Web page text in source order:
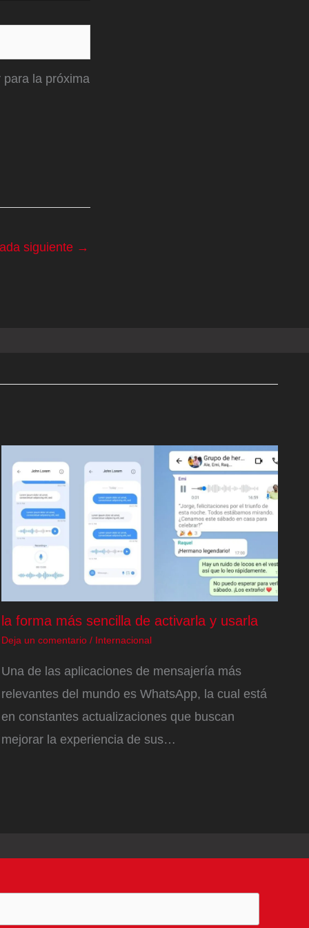
para la próxima
siguiente →
la forma más sencilla de activarla y usarla
Deja un comentario / Internacional
Una de las aplicaciones de mensajería más
relevantes del mundo es WhatsApp, la cual está
en constantes actualizaciones que buscan
mejorar la experiencia de sus…